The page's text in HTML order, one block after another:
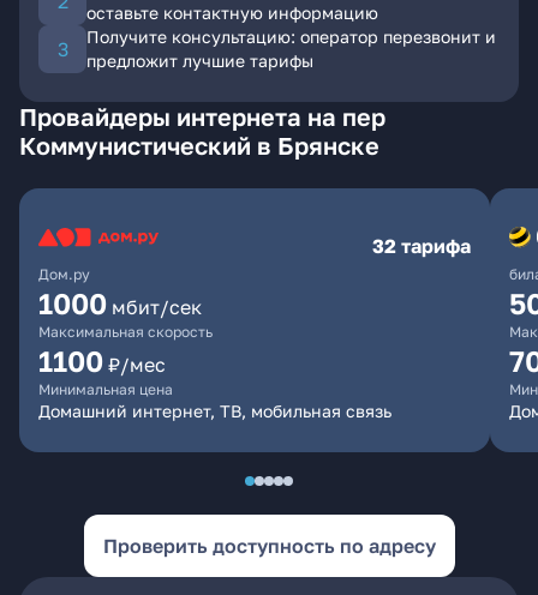
оставьте контактную информацию
Получите консультацию: оператор перезвонит и
предложит лучшие тарифы
Провайдеры интернета на пер
Коммунистический в Брянске
Дом.ру
32 тарифа
1000 мбит/сек
Максимальная скорость
1100 ₽/мес
Минимальная цена
Домашний интернет, ТВ, мобильная связь
Проверить доступность по адресу